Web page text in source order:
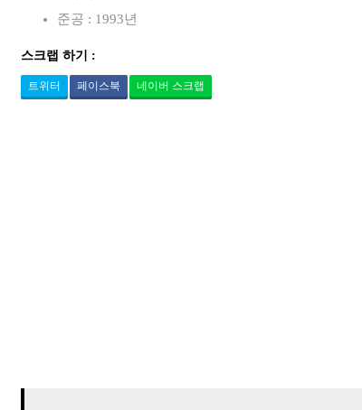
준공 : 1993년
스크랩 하기 :
트위터 페이스북 네이버 스크랩